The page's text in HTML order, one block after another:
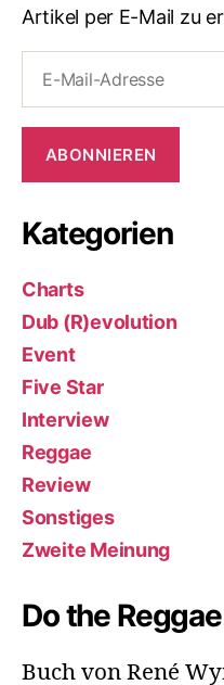
Artikel per E-Mail zu
Mail-
ABONNIEREN
Kategorien
Charts
Dub (R)evolution
Event
Five Star
Interview
Reggae
Review
Sonstiges
Zweite Meinung
Do the Reggae
Buch von René